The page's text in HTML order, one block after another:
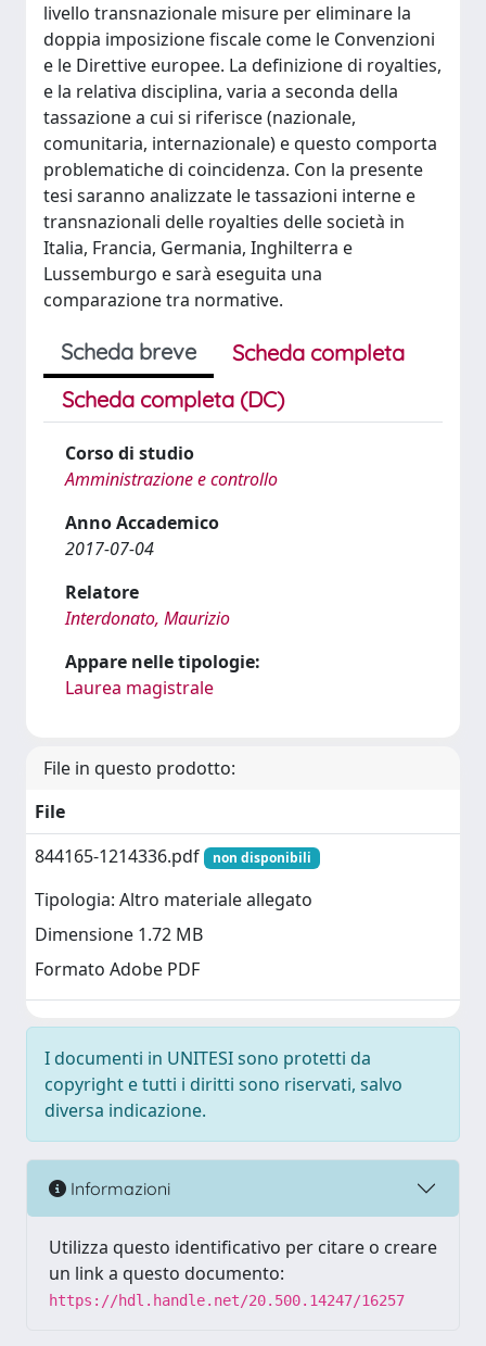
livello transnazionale misure per eliminare la
doppia imposizione fiscale come le Convenzioni
e le Direttive europee. La definizione di royalties,
e la relativa disciplina, varia a seconda della
tassazione a cui si riferisce (nazionale,
comunitaria, internazionale) e questo comporta
problematiche di coincidenza. Con la presente
tesi saranno analizzate le tassazioni interne e
transnazionali delle royalties delle società in
Italia, Francia, Germania, Inghilterra e
Lussemburgo e sarà eseguita una
comparazione tra normative.
Scheda breve
Scheda completa
Scheda completa (DC)
Corso di studio
Amministrazione e controllo
Anno Accademico
2017-07-04
Relatore
Interdonato, Maurizio
Appare nelle tipologie:
Laurea magistrale
File in questo prodotto:
File
844165-1214336.pdf
non disponibili
Tipologia: Altro materiale allegato
Dimensione 1.72 MB
Formato Adobe PDF
I documenti in UNITESI sono protetti da
copyright e tutti i diritti sono riservati, salvo
diversa indicazione.
Informazioni
Utilizza questo identificativo per citare o creare
un link a questo documento:
https://hdl.handle.net/20.500.14247/16257